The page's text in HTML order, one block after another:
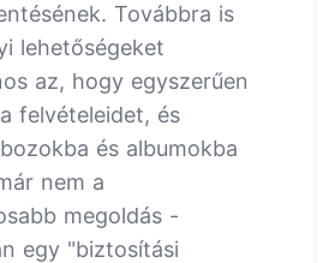
Továbbra is
lehetőségeket
az, hogy egyszerűen
felvételeidet, és
és albumokba
nem a
megoldás -
egy "biztosítási